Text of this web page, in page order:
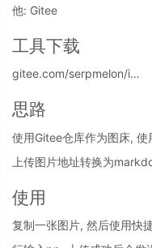
他: Gitee
工具下载
gitee.com/serpmelon/i…
思路
使用Gitee仓库作为图床,
上传图片地址转换为
使用
复制一张图片, 然后使用快